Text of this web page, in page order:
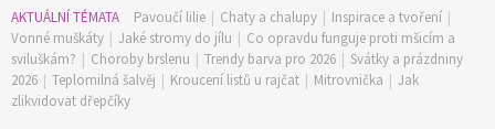
AKTUÁLNÍ TÉMATA Pavoučí lilie | Chaty a chalupy | Inspirace a tvoření |
Vonné muškáty | Jaké stromy do jílu | Co opravdu funguje proti mšicím a
sviluškám? | Choroby brslenu | Trendy barva pro 2026 | Svátky a prázdniny
2026 | Teplomilná šalvěj | Kroucení listů u rajčat | Mitrovnička | Jak
zlikvidovat dřepčíky